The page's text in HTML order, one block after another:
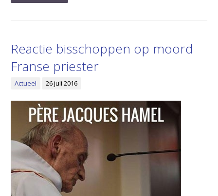
Reactie bisschoppen op moord
Franse priester
Actueel 26 juli 2016